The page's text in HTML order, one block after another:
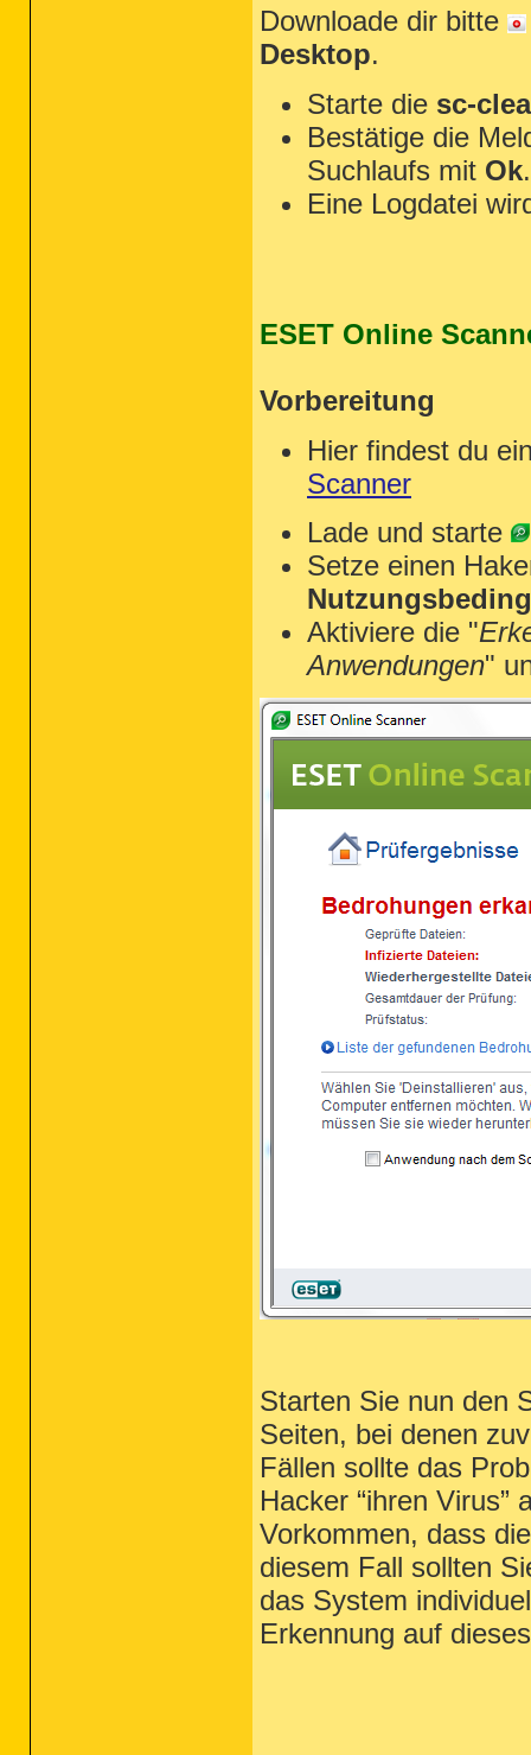
Downloade dir bitte
Desktop.
Starte die sc-
Bestätige die
Suchlaufs mit Ok.
Eine Logdatei
ESET Online
Vorbereitung
Hier findest du
Scanner
Lade und starte
Setze einen
Aktiviere die "
Anwendungen"
Starten Sie nun den
Seiten, bei denen
Fällen sollte das
Hacker “ihren Virus”
Vorkommen, dass
diesem Fall sollten
das System
Erkennung auf